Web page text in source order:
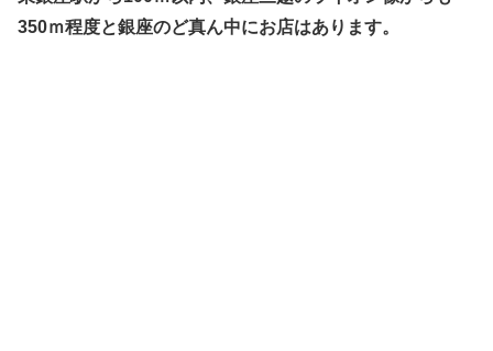
350ｍ程度と銀座のど真ん中にお店はあります。